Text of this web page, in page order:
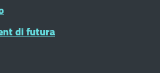
di futura